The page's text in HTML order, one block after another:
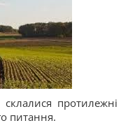
протилежні
питання.